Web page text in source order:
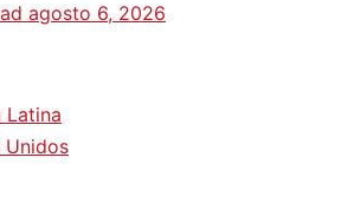
agosto 6, 2026
Latina
Unidos